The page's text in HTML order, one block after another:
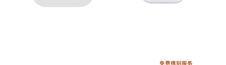
免费镌刻服务